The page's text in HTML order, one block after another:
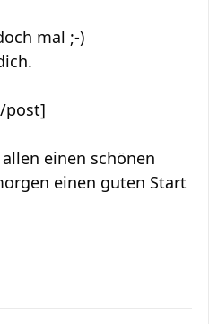
mal ;-)
post]
einen schönen
einen guten Start